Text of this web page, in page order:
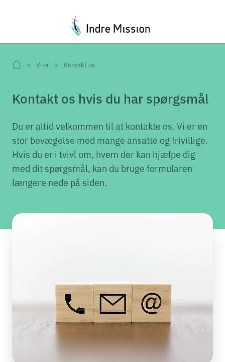
Vi er Kontakt os
Kontakt os hvis du har spørgsmål
Du er altid velkommen til at kontakte os. Vi er en
stor bevægelse med mange ansatte og frivillige.
Hvis du er i tvivl om, hvem der kan hjælpe dig
med dit spørgsmål, kan du bruge formularen
længere nede på siden.